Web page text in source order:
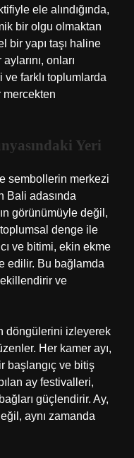
ele alındığında,
bir olgu olmaktan
bir yapı taşı haline
onları
farklı toplumlarda
mercekten
Yeri
sembollerin merkezi
Bali adasında
görünümüyle değil,
denge ile
ve bitimi, ekin ekme
edilir. Bu bağlamda
ve
döngülerini izleyerek
Her kamer ayı,
başlangıç ve bitiş
ay festivalleri,
güçlendirir. Ay,
aynı zamanda